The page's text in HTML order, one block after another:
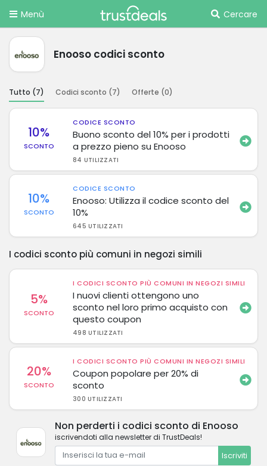
Menù Cercare
Enooso codici sconto
Tutto (7) Codici sconto (7) Offerte (0)
10%
SCONTO
CODICE SCONTO
Buono sconto del 10% per i prodotti
a prezzo pieno su Enooso
84 UTILIZZATI
10%
SCONTO
CODICE SCONTO
Enooso: Utilizza il codice sconto del
10%
645 UTILIZZATI
I codici sconto più comuni in negozi simili
5%
SCONTO
I CODICI SCONTO PIÙ COMUNI IN NEGOZI SIMILI
I nuovi clienti ottengono uno
sconto nel loro primo acquisto con
questo coupon
498 UTILIZZATI
20%
SCONTO
I CODICI SCONTO PIÙ COMUNI IN NEGOZI SIMILI
Coupon popolare per 20% di
sconto
300 UTILIZZATI
Non perderti i codici sconto di Enooso
iscrivendoti alla newsletter di TrustDeals!
Iscriviti